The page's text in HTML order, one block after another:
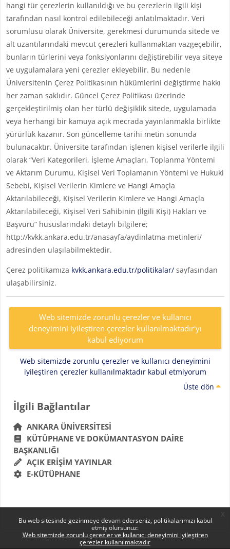
Bu web sitesinde gezinmeye devam ederseniz, politikalarımızı kabul
etmiş olursunuz:
Web sitemizde zorunlu çerezler ve kullanıcı deneyimini iyileştiren
çerezler kullanılmaktadır
hangi tür çerezlerin kullanıldığı ve bu çerezlerin ilgili kişi
tarafından nasıl kontrol edilebileceği anlatılmaktadır. Veri
sorumlusu olarak Üniversite, gerekmesi durumunda sitede ve
alt uzantılarındaki mevcut çerezleri kullanmaktan vazgeçebilir,
bunların türlerini veya fonksiyonlarını değiştirebilir veya siteye
ve uygulamalara yeni çerezler ekleyebilir. Bu nedenle
Üniversitenin Çerez Politikasının hükümlerini değiştirme hakkı
her zaman saklıdır. Güncel Çerez Politikası üzerinde
gerçekleştirilmiş olan her türlü değişiklik sitede, uygulamada
veya herhangi bir kamuya açık mecrada yayınlanmakla birlikte
yürürlük kazanır. Son güncelleme tarihi metin sonunda
bulunacaktır. Üniversite tarafından işlenen kişisel verilerle ilgili
olarak “Veri Kategorileri, İşleme Amaçları, Toplanma Yöntemi
ve Aktarım Durumu, Kişisel Veri Toplamanın Yöntemi ve Hukuki
Sebebi, Kişisel Verilerin Kimlere ve Hangi Amaçla
Aktarılabileceği, Kişisel Verilerin Kimlere ve Hangi Amaçla
Aktarılabileceği, Kişisel Veri Sahibinin (İlgili Kişi) Hakları ve
Başvuru” hususlarındaki detaylı bilgilere;
http://kvkk.ankara.edu.tr/anasayfa/aydinlatma-metinleri/
adresinden ulaşılabilmektedir.
Çerez politikamıza kvkk.ankara.edu.tr/politikalar/sayfasından
ulaşabilirsiniz.
Web sitemizde zorunlu çerezler ve kullanıcı
deneyimini iyileştiren çerezler kullanılmaktadır'yı
kabul ediyorum
Web sitemizde zorunlu çerezler ve kullanıcı deneyimini
iyileştiren çerezler kullanılmaktadır kabul etmiyorum
Üste dön
Bloklar
İlgili Bağlantılar 'yı atla
İlgili Bağlantılar
ANKARA ÜNIVERSITESI
KÜTÜPHANE VE DOKÜMANTASYON DAIRE
BAŞKANLIĞI
AÇIK ERIŞIM YAYINLAR
E-KÜTÜPHANE